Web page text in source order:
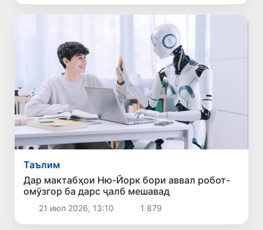
Таълим
Дар мактабҳои Ню-Йорк бори аввал робот-
омӯзгор ба дарс ҷалб мешавад
21 июл 2026, 13:10 1 879